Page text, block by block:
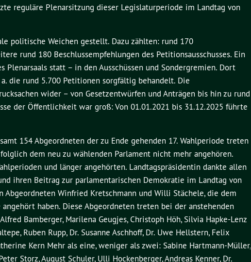
reguläre Plenarsitzung dieser Legislaturperiode im Landtag von
politische Weichen gestellt. Dazu zählten: rund 170
rund 180 Beschlussempfehlungen des Petitionsausschusses. Ein
statt – in den Ausschüssen und Sondergremien. Dort
die rund 5.700 Petitionen sorgfältig behandelt. Die
wider – von Gesetzentwürfen und Anträgen bis hin zu rund
der Öffentlichkeit war groß: Von 01.01.2021 bis 31.12.2025 führte
154 Abgeordneten der zu Ende gehenden 17. Wahlperiode treten
dem neu zu wählenden Parlament nicht mehr angehören.
und länger angehörten. Landtagspräsidentin dankte allen
ihren Beitrag zur parlamentarischen Demokratie im Landtag von
Winfried Kretschmann und Willi Stächele, die dem
haben. Diese Abgeordneten treten bei der anstehenden
Bamberger, Marilena Geugjes, Christoph Höh, Silvia Hapke-Lenz
Ruben Rupp, Dr. Susanne Aschhoff, Dr. Uwe Hellstern, Felix
Kern Mehr als eine, weniger als zwei: Sabine Hartmann-Müller,
Storz, August Schuler, Ulli Hockenberger, Andreas Kenner, Dr.